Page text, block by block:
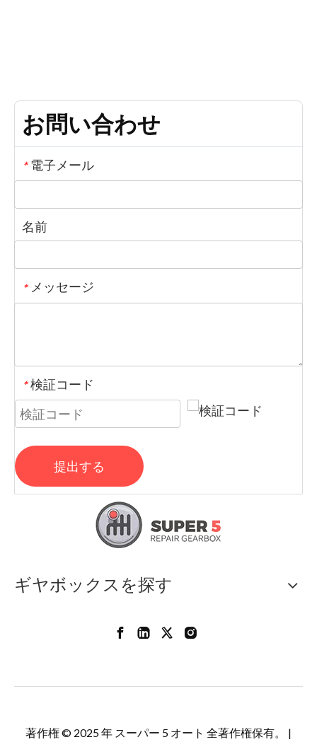
お問い合わせ
* 電子メール
名前
* メッセージ
* 検証コード
提出する
ギヤボックスを探す
著作権 © 2025 年 スーパー 5 オート 全著作権保有。 |